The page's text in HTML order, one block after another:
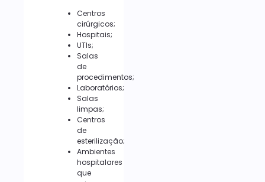
Centros
cirúrgicos;
Hospitais;
UTIs;
Salas
de
procedimentos;
Laboratórios;
Salas
limpas;
Centros
de
esterilização;
Ambientes
hospitalares
que